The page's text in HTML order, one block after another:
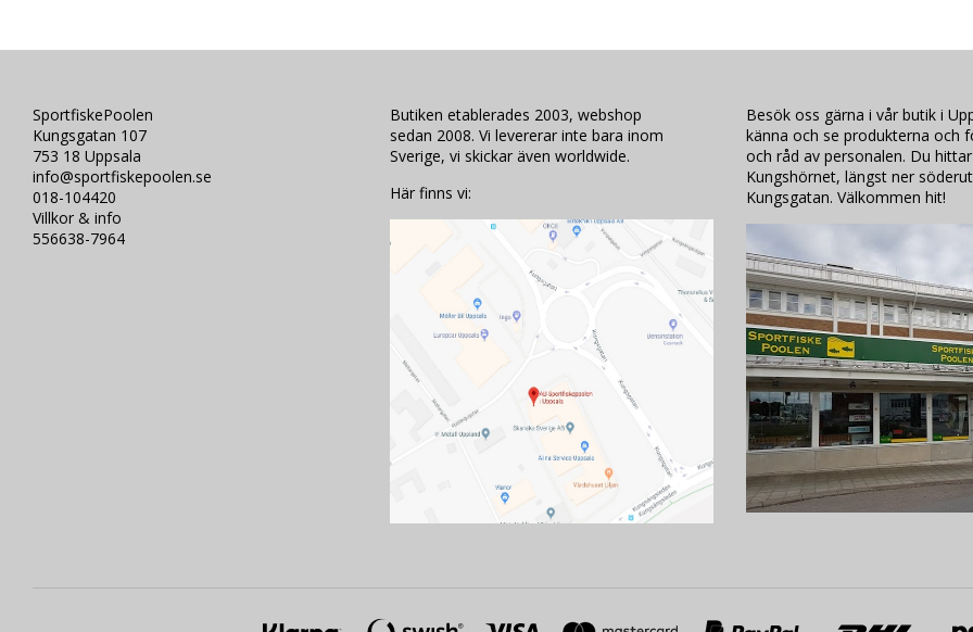
SportfiskePoolen
Kungsgatan 107
753 18 Uppsala
info@sportfiskepoolen.se
018-104420
Villkor & info
556638-7964
Butiken etablerades 2003, webshop
sedan 2008. Vi levererar inte bara inom
Sverige, vi skickar även worldwide.
Här finns vi:
Besök oss gärna i vår butik i
känna och se produkterna och
och råd av personalen. Du
Kungshörnet, längst ner
Kungsgatan. Välkommen hit!